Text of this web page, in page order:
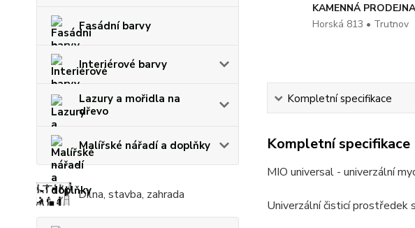
Fasádní barvy
Interiérové barvy
Lazury a mořidla na
dřevo
Malířské nářadí a doplňky
Dílna, stavba, zahrada
KAMENNÁ PRODEJNA
Horská 813 • Trutnov
Kompletní specifikace
Kompletní specifikace
MIO universal - univerzální
Univerzální čisticí prostředek